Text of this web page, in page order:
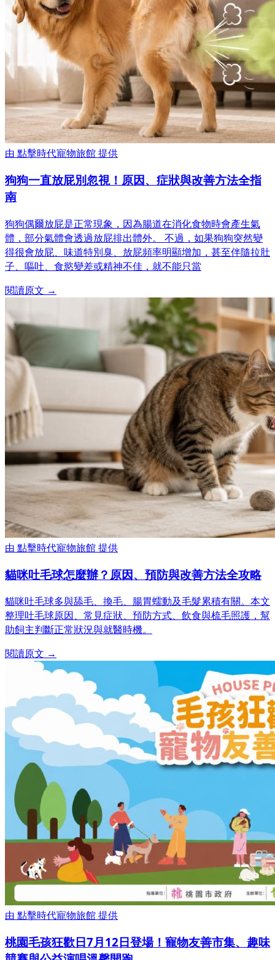
由 點擊時代寵物旅館提供
狗狗一直放屁別忽視！原因、症狀與改善方法全指
南
狗狗偶爾放屁是正常現象，因為腸道在消化食物時會產生氣
體，部分氣體會透過放屁排出體外。 不過，如果狗狗突然變
得很會放屁、味道特別臭、放屁頻率明顯增加，甚至伴隨拉肚
子、嘔吐、食慾變差或精神不佳，就不能只當
閱讀原文 →
由 點擊時代寵物旅館提供
貓咪吐毛球怎麼辦？原因、預防與改善方法全攻略
貓咪吐毛球多與舔毛、換毛、腸胃蠕動及毛髮累積有關。本文
整理吐毛球原因、常見症狀、預防方式、飲食與梳毛照護，幫
助飼主判斷正常狀況與就醫時機。
閱讀原文 →
由 點擊時代寵物旅館提供
桃園毛孩狂歡日7月12日登場！寵物友善市集、趣味